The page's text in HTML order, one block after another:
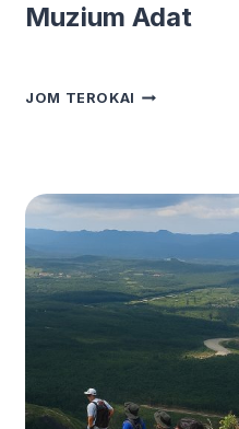
Muzium Adat
JOM TEROKAI MUZIUM